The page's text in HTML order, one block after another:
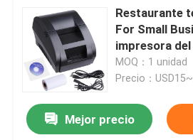
Inicio
Restaurante
For Small
impresora
2inch
MOQ：1 unidad
Precio：
Mejor precio